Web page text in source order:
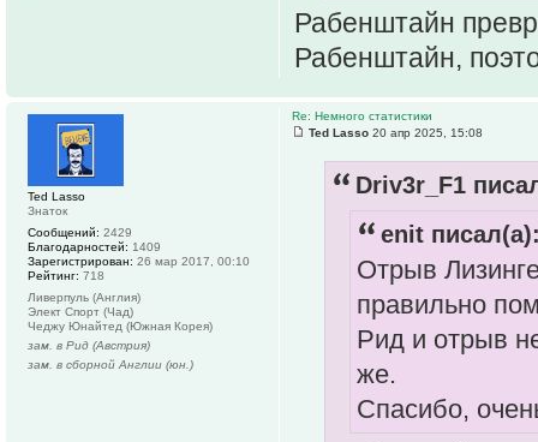
Рабенштайн
Рабенштайн,
Re: Немного статистики
Ted Lasso 20 апр 2025, 15:08
Driv3r_F1
enit
Отрыв
правильно
Рид и отрыв
же.
Спасибо,
Ted Lasso
Знаток
Сообщений: 2429
Благодарностей: 1409
Зарегистрирован: 26 мар 2017, 00:10
Рейтинг: 718
Ливерпуль (Англия)
Элект Спорт (Чад)
Чеджу Юнайтед (Южная Корея)
зам. в Рид (Австрия)
зам. в сборной Англии (юн.)